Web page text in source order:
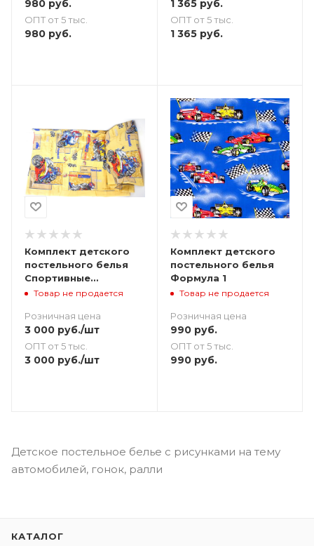
980 руб.
ОПТ от 5 тыс.
980 руб.
1 365руб.
ОПТ от 5 тыс.
1 365руб.
Комплект детского
постельного белья
Спортивные
Мотоциклы
Товар не продается
Розничная цена
3 000 руб./шт
ОПТ от 5 тыс.
3 000 руб./шт
Комплект детского
постельного белья
Формула 1
Товар не продается
Розничная цена
990руб.
ОПТ от 5 тыс.
990руб.
Детское постельное белье с рисунками на тему
автомобилей, гонок, ралли
КАТАЛОГ